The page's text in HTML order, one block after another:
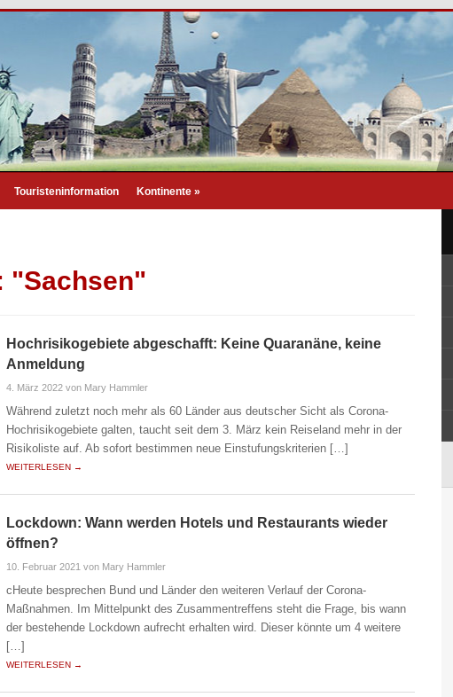
Touristeninformation Kontinente »
"Sachsen"
Hochrisikogebiete abgeschafft: Keine Quaranäne, keine
Anmeldung
4. März 2022 von Mary Hammler
Während zuletzt noch mehr als 60 Länder aus deutscher Sicht als Corona-
Hochrisikogebiete galten, taucht seit dem 3. März kein Reiseland mehr in der
Risikoliste auf. Ab sofort bestimmen neue Einstufungskriterien […]
WEITERLESEN →
Lockdown: Wann werden Hotels und Restaurants wieder
öffnen?
10. Februar 2021 von Mary Hammler
cHeute besprechen Bund und Länder den weiteren Verlauf der Corona-
Maßnahmen. Im Mittelpunkt des Zusammentreffens steht die Frage, bis wann
der bestehende Lockdown aufrecht erhalten wird. Dieser könnte um 4 weitere
[…]
WEITERLESEN →